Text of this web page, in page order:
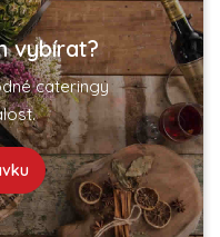
vybírat?
cateringy